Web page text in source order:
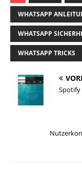
WHATSAPP
WHATSAPP
WHATSAPP TRICKS
Spotify